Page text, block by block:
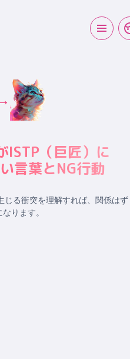
ISTP（巨匠）に
言葉とNG行動
じる衝突を理解すれば、関係はず
ります。